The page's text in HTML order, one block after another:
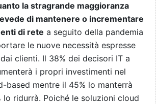
la stragrande maggioranza
di mantenere o incrementare
di rete a seguito della pandemia
le nuove necessità espresse
clienti. Il 38% dei decisori IT a
i propri investimenti nel
based mentre il 45% lo manterrà
lo ridurrà. Poiché le soluzioni cloud